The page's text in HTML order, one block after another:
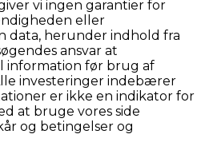
vi ingen garantier for
eller
data, herunder indhold fra
ansvar at
information før brug af
investeringer indebærer
er ikke en indikator for
at bruge vores side
og betingelser og